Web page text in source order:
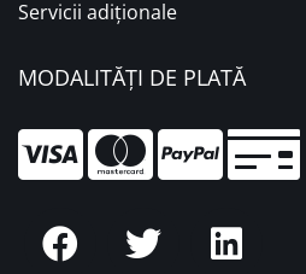
Servicii adiționale
MODALITĂȚI DE PLATĂ